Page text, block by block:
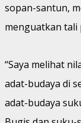
sopan-santun,
menguatkan tali
“Saya melihat
adat-budaya di
adat-budaya